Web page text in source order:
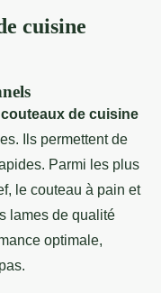
cuisine
couteaux de cuisine
Ils permettent de
Parmi les plus
le couteau à pain et
lames de qualité
optimale,